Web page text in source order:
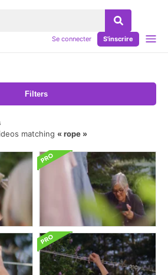
Se connecter S'inscrire
Filters
matching
rope